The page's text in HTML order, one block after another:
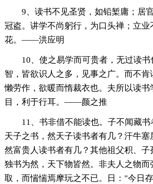
9、读书不见圣贤，如铅椠庸；居
冠盗。讲学不尚躬行，为口头禅；立
花。——洪应明
10、使之易学而可贵者，无过读
智，皆欲识人之多，见事之广。而不
懒劳作，欲暖而惰裁衣也。夫所以读书
目，利于行耳。——颜之推
11、书非借不能读也。子不闻藏书
天子之书，然天子读书者有几？汗牛塞
然富贵人读书者有几？其他祖父积、
独书为然，天下物皆然。非夫人之物而
取，而惴惴焉摩玩之不已。日："今日